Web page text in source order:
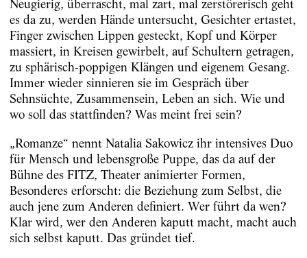
Neugierig, überrascht, mal zart, mal zerstörerisch geht
es da zu, werden Hände untersucht, Gesichter ertastet,
Finger zwischen Lippen gesteckt, Kopf und Körper
massiert, in Kreisen gewirbelt, auf Schultern getragen,
zu sphärisch-poppigen Klängen und eigenem Gesang.
Immer wieder sinnieren sie im Gespräch über
Sehnsüchte, Zusammensein, Leben an sich. Wie und
wo soll das stattfinden? Was meint frei sein?
„Romanze“ nennt Natalia Sakowicz ihr intensives Duo
für Mensch und lebensgroße Puppe, das da auf der
Bühne des FITZ, Theater animierter Formen,
Besonderes erforscht: die Beziehung zum Selbst, die
auch jene zum Anderen definiert. Wer führt da wen?
Klar wird, wer den Anderen kaputt macht, macht auch
sich selbst kaputt. Das gründet tief.